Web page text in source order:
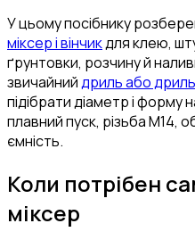
У цьому посібнику
міксер і вінчикдля клею,
ґрунтовки, розчину й
звичайнийдриль або
підібрати діаметр і
плавний пуск, різьба М14,
ємність.
Коли потрібен
міксер